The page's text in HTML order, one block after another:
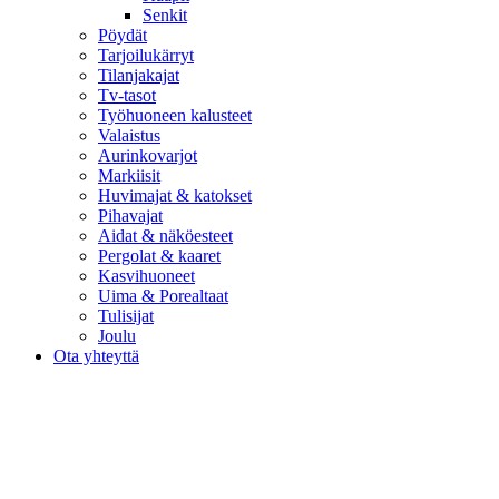
Senkit
Pöydät
Tarjoilukärryt
Tilanjakajat
Tv-tasot
Työhuoneen kalusteet
Valaistus
Aurinkovarjot
Markiisit
Huvimajat & katokset
Pihavajat
Aidat & näköesteet
Pergolat & kaaret
Kasvihuoneet
Uima & Porealtaat
Tulisijat
Joulu
Ota yhteyttä